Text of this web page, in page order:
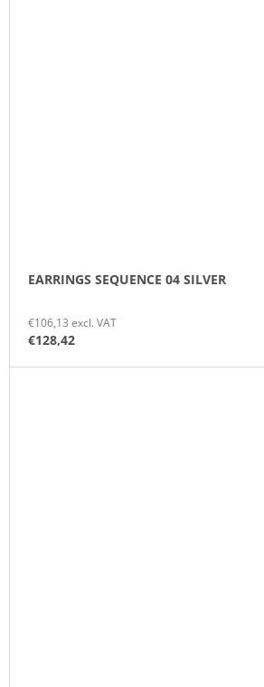
EARRINGS SEQUENCE 04 SILVER
€106,13 excl. VAT
€128,42